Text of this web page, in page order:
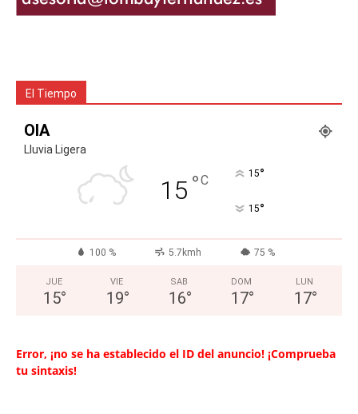
El Tiempo
OIA
Lluvia Ligera
15 °C 15°
15°
100 % 5.7kmh 75 %
JUE
15°
VIE
19°
SAB
16°
DOM
17°
LUN
17°
Error, ¡no se ha establecido el ID del anuncio! ¡Comprueba
tu sintaxis!